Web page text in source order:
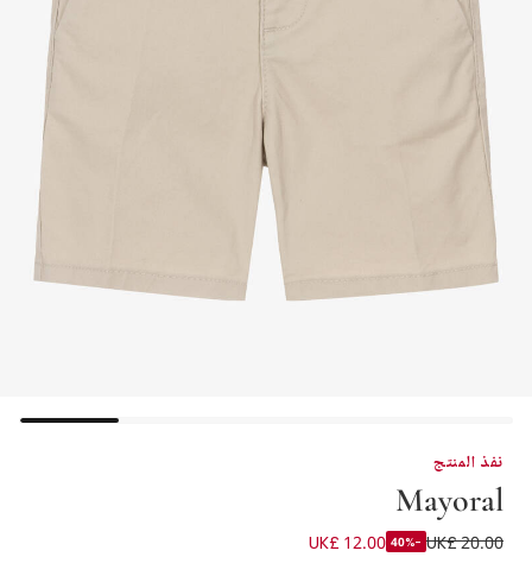
نفذ المنتج
Mayoral
شورت تشينو قطن لون بيج للأولاد
UK£ 20.00
-40%
UK£ 12.00